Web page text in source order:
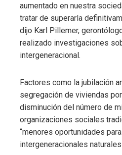
aumentado en nuestra
tratar de superarla
dijo Karl Pillemer,
realizado investigaciones
intergeneracional.
Factores como la jubilación
segregación de viviendas
disminución del número de
organizaciones sociales
“menores oportunidades
intergeneracionales